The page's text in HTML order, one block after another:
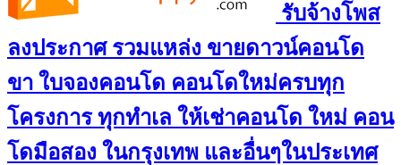
รับจ้างโพส
ลงประกาศ รวมแหล่ง ขายดาวน์คอนโด
ขา ใบจองคอนโด คอนโดใหม่ครบทุก
โครงการ ทุกทำเล ให้เช่าคอนโด ใหม่ คอน
โดมือสอง ในกรุงเทพ และอื่นๆในประเทศ